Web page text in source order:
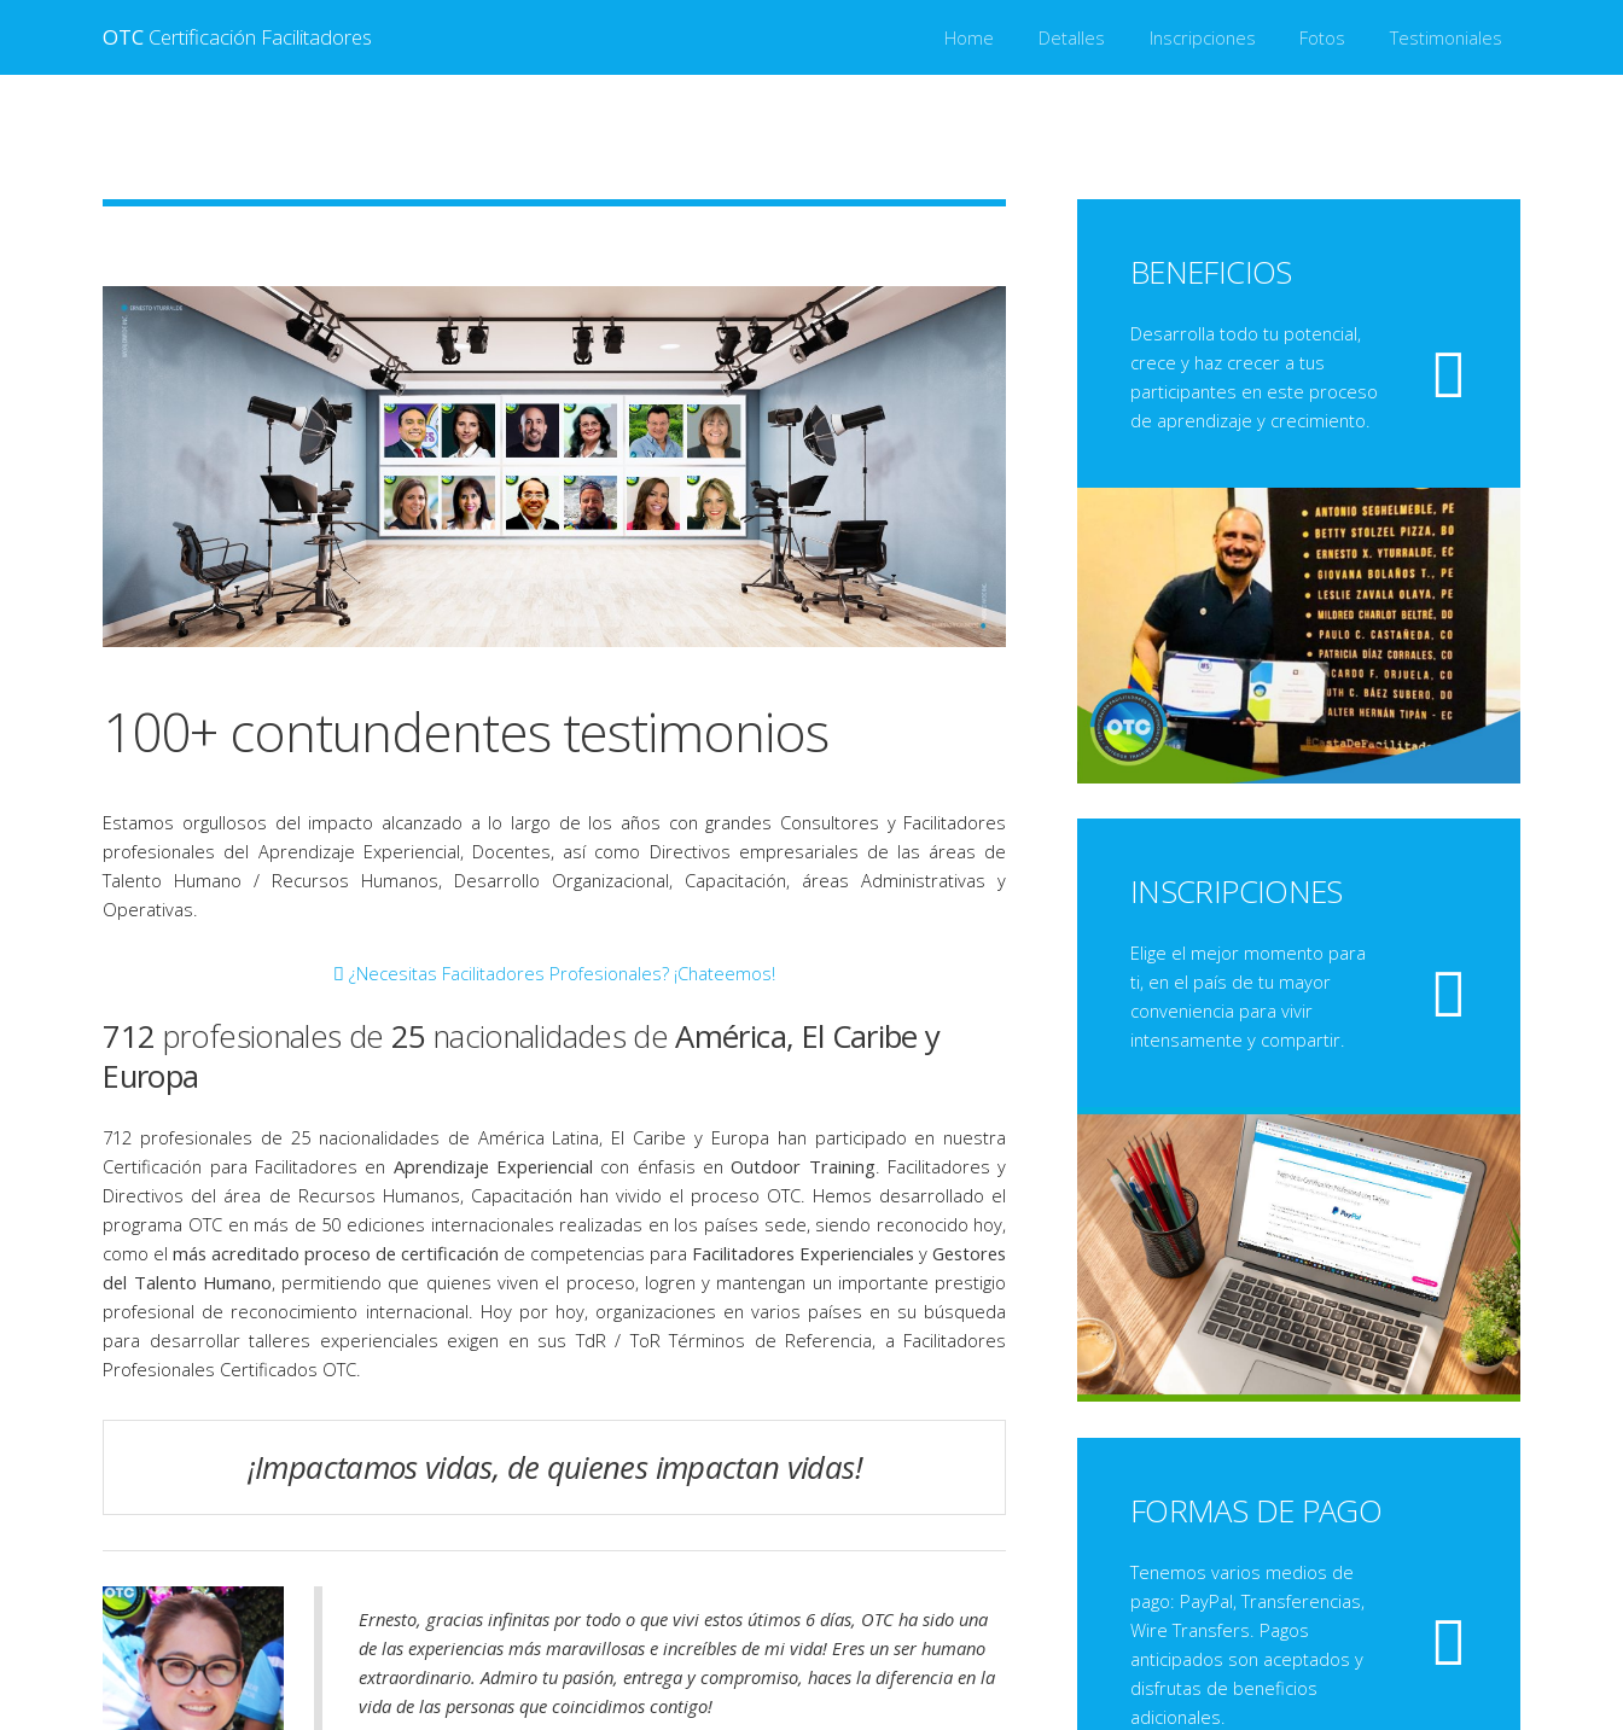
OTC Certificación Facilitadores Home Detalles Inscripciones Fotos Testimoniales
100+ contundentes testimonios
Estamos orgullosos del impacto alcanzado a lo largo de los años con grandes Consultores y Facilitadores
profesionales del Aprendizaje Experiencial, Docentes, así como Directivos empresariales de las áreas de
Talento Humano / Recursos Humanos, Desarrollo Organizacional, Capacitación, áreas Administrativas y
Operativas.
¿Necesitas Facilitadores Profesionales? ¡Chateemos!
712 profesionales de 25 nacionalidades deAmérica, El Caribe y
Europa
712 profesionales de 25 nacionalidades de América Latina, El Caribe y Europa han participado en nuestra
Certificación para Facilitadores en Aprendizaje Experiencial con énfasis enOutdoor Training. Facilitadores y
Directivos del área de Recursos Humanos, Capacitación han vivido el proceso OTC. Hemos desarrollado el
programa OTC en más de 50 ediciones internacionales realizadas en los países sede, siendo reconocido hoy,
como elmás acreditado proceso de certificación de competencias para Facilitadores Experienciales yGestores
del Talento Humano, permitiendo que quienes viven el proceso, logren y mantengan un importante prestigio
profesional de reconocimiento internacional. Hoy por hoy, organizaciones en varios países en su búsqueda
para desarrollar talleres experienciales exigen en sus TdR / ToR Términos de Referencia, a Facilitadores
Profesionales Certificados OTC.
¡Impactamos vidas, de quienes impactan vidas!
Ernesto, gracias infinitas por todo o que vivi estos útimos 6 días, OTC ha sido una
de las experiencias más maravillosas e increíbles de mi vida! Eres un ser humano
extraordinario. Admiro tu pasión, entrega y compromiso, haces la diferencia en la
vida de las personas que coincidimos contigo!
BENEFICIOS
Desarrolla todo tu potencial,
crece y haz crecer a tus
participantes en este proceso
de aprendizaje y crecimiento.
INSCRIPCIONES
Elige el mejor momento para
ti, en el país de tu mayor
conveniencia para vivir
intensamente y compartir.
FORMAS DE PAGO
Tenemos varios medios de
pago: PayPal, Transferencias,
Wire Transfers. Pagos
anticipados son aceptados y
disfrutas de beneficios
adicionales.